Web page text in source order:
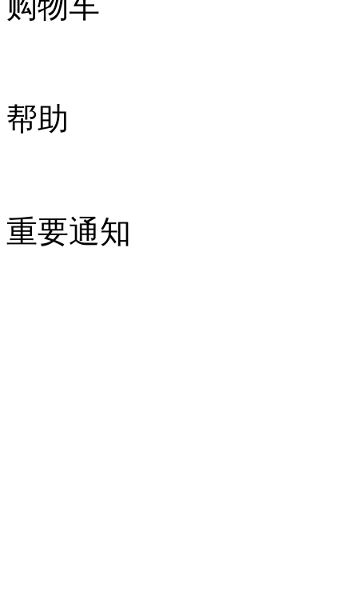
帮助
重要通知